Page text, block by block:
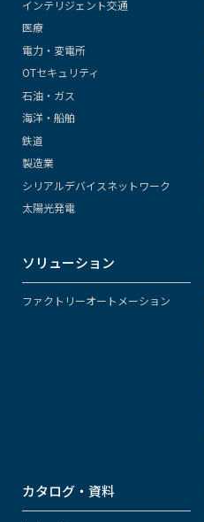
インテリジェント交通
医療
電力・変電所
OTセキュリティ
石油・ガス
海洋・船舶
鉄道
製造業
シリアルデバイスネットワーク
太陽光発電
ソリューション
ファクトリーオートメーション
カタログ・資料